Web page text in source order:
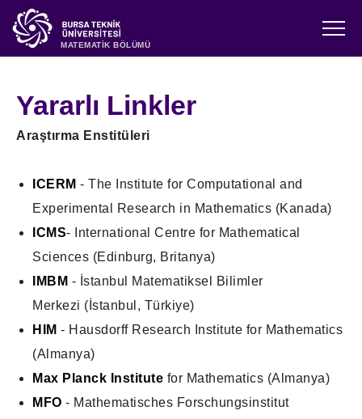
MATEMATİK BÖLÜMÜ
Yararlı Linkler
Araştırma Enstitüleri
ICERM - The Institute for Computational and
Experimental Research in Mathematics (Kanada)
ICMS- International Centre for Mathematical
Sciences (Edinburg, Britanya)
IMBM - İstanbul Matematiksel Bilimler
Merkezi (İstanbul, Türkiye)
HIM - Hausdorff Research Institute for Mathematics
(Almanya)
Max Planck Institute for Mathematics (Almanya)
MFO - Mathematisches Forschungsinstitut